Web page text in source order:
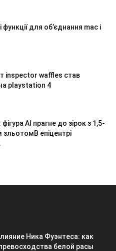
функції для об’єднання mac і
inspector waffles став
playstation 4
AI прагне до зірок з 1,5-
епіцентрі
Ника Фуэнтеса: как
белой расы